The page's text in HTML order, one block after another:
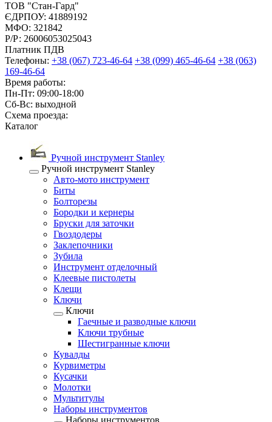
ТОВ "Стан-Гард"
ЄДРПОУ: 41889192
МФО: 321842
Р/Р: 26006053025043
Платник ПДВ
Телефоны: +38 (067) 723-46-64 +38 (099) 465-46-64 +38 (063)
169-46-64
Время работы:
Пн-Пт: 09:00-18:00
Сб-Вс: выходной
Схема проезда:
Каталог
Ручной инструмент Stanley
Ручной инструмент Stanley
Авто-мото инструмент
Биты
Болторезы
Бородки и кернеры
Бруски для заточки
Гвоздодеры
Заклепочники
Зубила
Инструмент отделочный
Клеевые пистолеты
Клещи
Ключи
Ключи
Гаечные и разводные ключи
Ключи трубные
Шестигранные ключи
Кувалды
Курвиметры
Кусачки
Молотки
Мультитулы
Наборы инструментов
Наборы инструментов